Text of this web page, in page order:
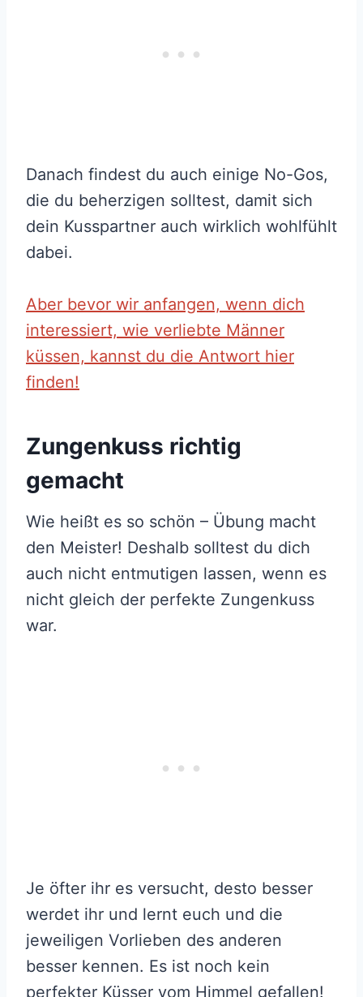
Danach findest du auch einige No-Gos,
die du beherzigen solltest, damit sich
dein Kusspartner auch wirklich wohlfühlt
dabei.
Aber bevor wir anfangen, wenn dich
interessiert, wie verliebte Männer
küssen, kannst du die Antwort hier
finden!
Zungenkuss richtig
gemacht
Wie heißt es so schön – Übung macht
den Meister! Deshalb solltest du dich
auch nicht entmutigen lassen, wenn es
nicht gleich der perfekte Zungenkuss
war.
Je öfter ihr es versucht, desto besser
werdet ihr und lernt euch und die
jeweiligen Vorlieben des anderen
besser kennen. Es ist noch kein
perfekter Küsser vom Himmel gefallen!